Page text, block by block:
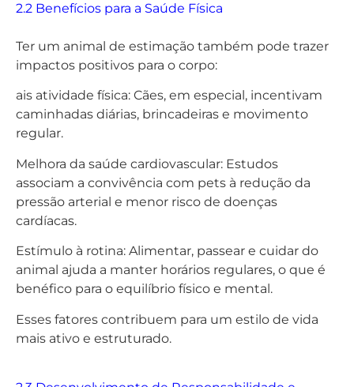
2.2 Benefícios para a Saúde Física
Ter um animal de estimação também pode trazer
impactos positivos para o corpo:
ais atividade física: Cães, em especial, incentivam
caminhadas diárias, brincadeiras e movimento
regular.
Melhora da saúde cardiovascular: Estudos
associam a convivência com pets à redução da
pressão arterial e menor risco de doenças
cardíacas.
Estímulo à rotina: Alimentar, passear e cuidar do
animal ajuda a manter horários regulares, o que é
benéfico para o equilíbrio físico e mental.
Esses fatores contribuem para um estilo de vida
mais ativo e estruturado.